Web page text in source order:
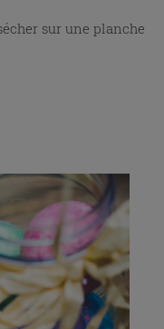
sur une planche